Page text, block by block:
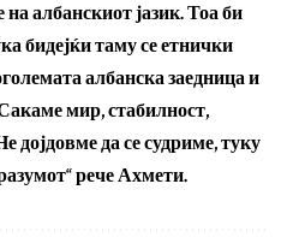
албанскиот јазик. Тоа би
бидејќи таму се етнички
албанска заедница и
мир, стабилност,
дојдовме да се судриме, туку
рече Ахмети.